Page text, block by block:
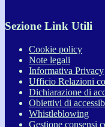
Sezione Link Utili
Cookie policy
Note legali
Informativa Privacy
Ufficio Relazioni
Dichiarazione di
Obiettivi di
Whistleblowing
Gestione consensi